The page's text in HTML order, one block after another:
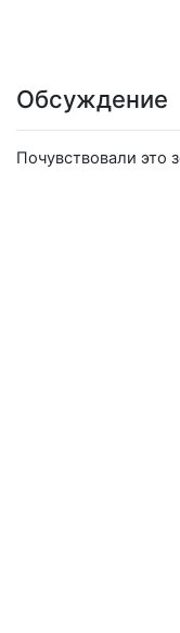
Обсуждение
Почувствовали это